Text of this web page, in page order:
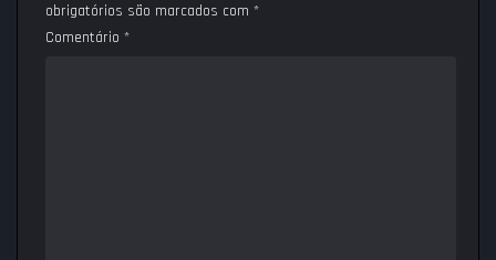
obrigatórios são marcados com *
Comentário *